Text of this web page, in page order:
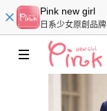
Pink new girl
日系少女原創品牌